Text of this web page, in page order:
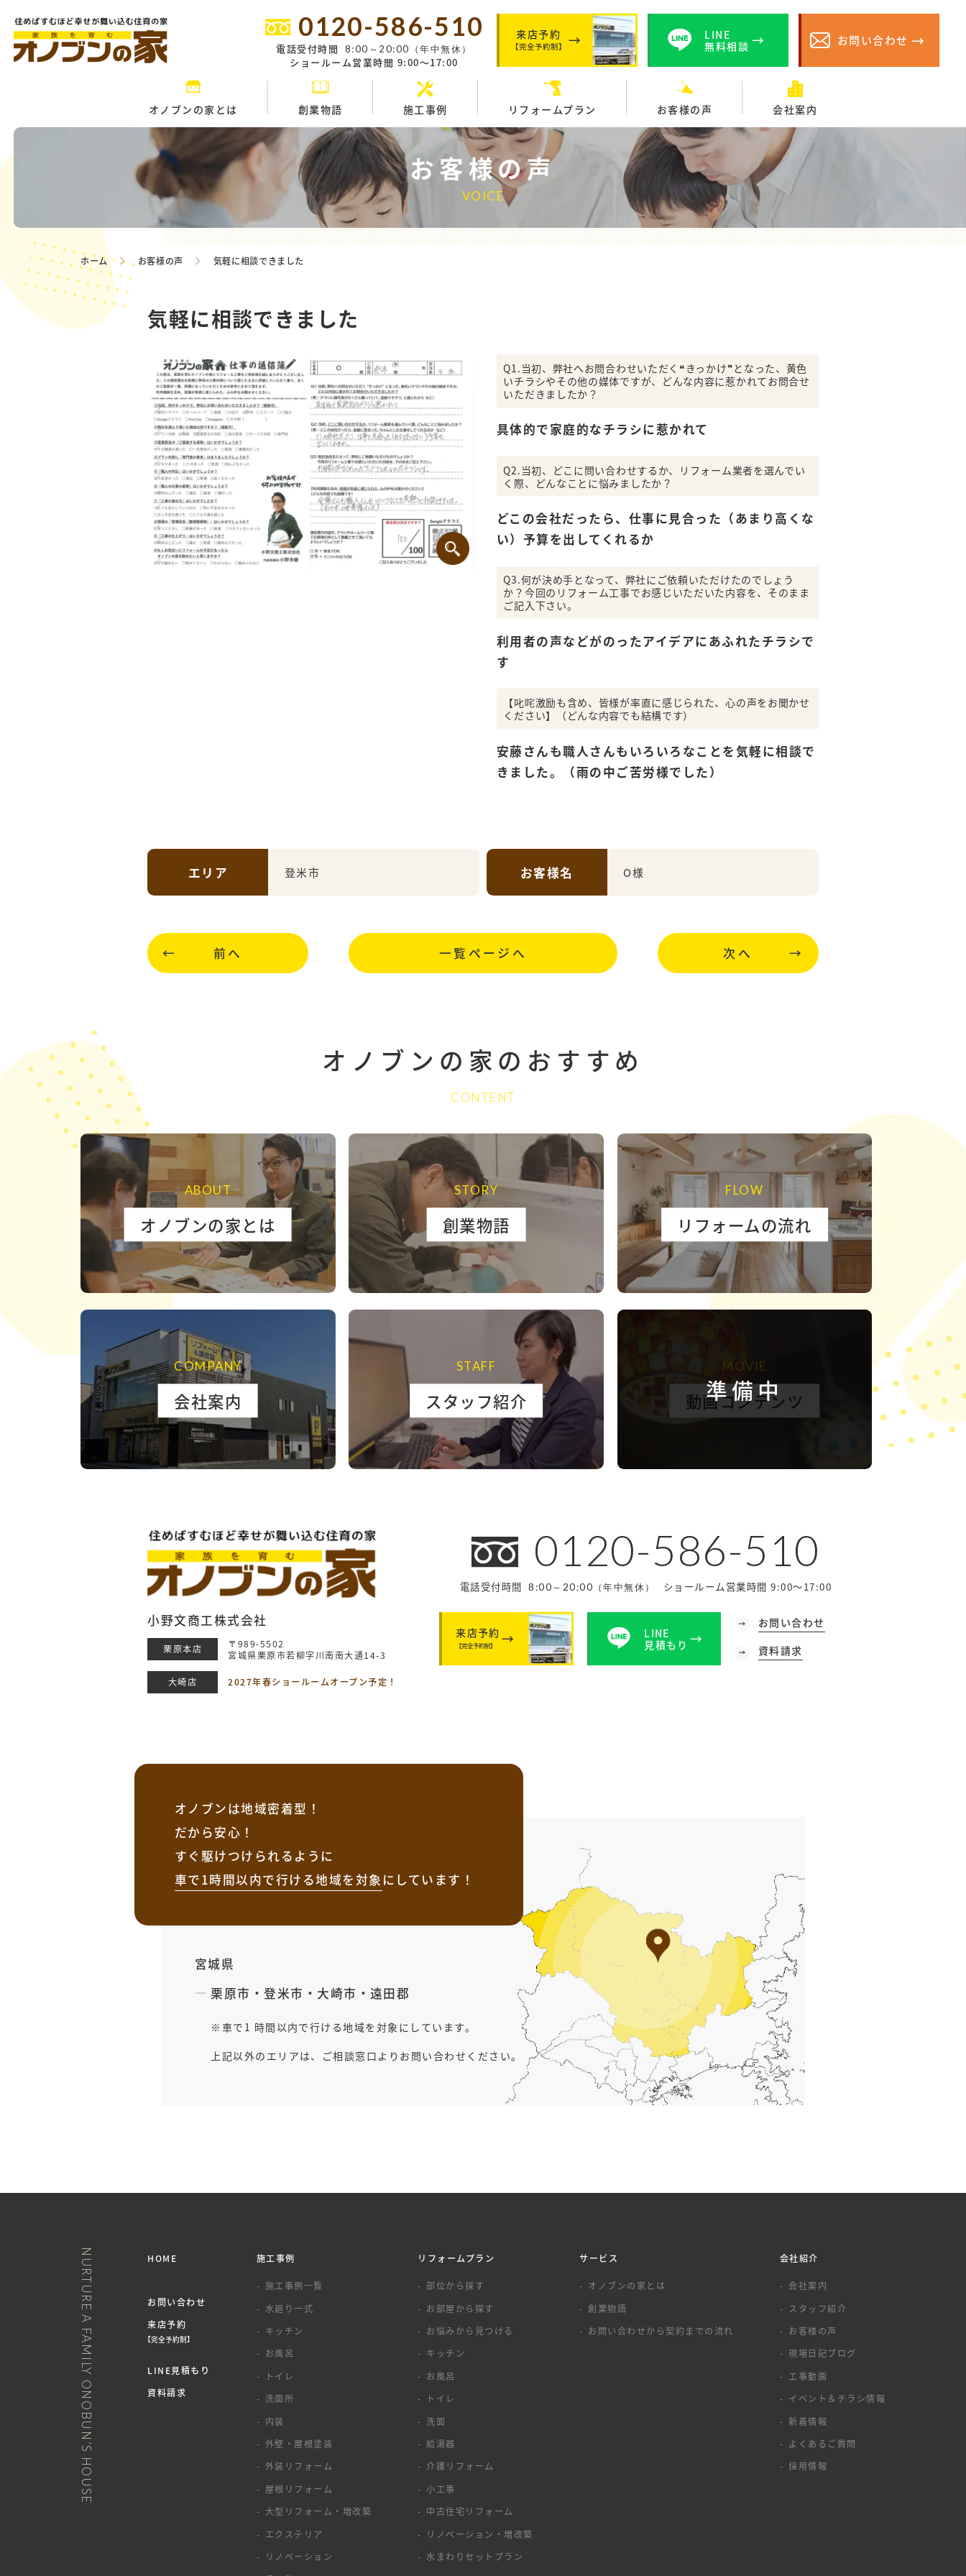
0120-586-510
電話受付時間 8:00～20:00（年中無休）
ショールーム営業時間 9:00～17:00
来店予約
【完全予約制】
LINE
無料相談
お問い合わせ
オノブンの家とは 創業物語 施工事例 リフォームプラン お客様の声 会社案内
お客様の声
VOICE
ホーム お客様の声 気軽に相談できました
気軽に相談できました
Q1.当初、弊社へお問合わせいただく❝きっかけ❞となった、黄色
いチラシやその他の媒体ですが、どんな内容に惹かれてお問合せ
いただきましたか？
具体的で家庭的なチラシに惹かれて
Q2.当初、どこに問い合わせするか、リフォーム業者を選んでい
く際、どんなことに悩みましたか？
どこの会社だったら、仕事に見合った（あまり高くな
い）予算を出してくれるか
Q3.何が決め手となって、弊社にご依頼いただけたのでしょう
か？今回のリフォーム工事でお感じいただいた内容を、そのまま
ご記入下さい。
利用者の声などがのったアイデアにあふれたチラシで
す
【叱咤激励も含め、皆様が率直に感じられた、心の声をお聞かせ
ください】（どんな内容でも結構です）
安藤さんも職人さんもいろいろなことを気軽に相談で
きました。（雨の中ご苦労様でした）
エリア 登米市 お客様名 O様
前へ 一覧ページへ 次へ
オノブンの家の おすすめ
CONTENT
ABOUT
オノブンの家とは
STORY
創業物語
FLOW
リフォームの流れ
COMPANY
会社案内
STAFF
スタッフ紹介 準備中
MOVIE
動画コンテンツ
小野文商工株式会社
栗原本店
〒989-5502
宮城県栗原市若柳字川南南大通14-3
大崎店 2027年春ショールームオープン予定！
0120-586-510
電話受付時間8:00～20:00（年中無休） ショールーム営業時間 9:00～17:00
来店予約
【完全予約制】
LINE
見積もり
お問い合わせ
資料請求
オノブンは地域密着型！
だから安心！
すぐ駆けつけられるように
車で1時間以内で行ける地域を 対象 にしています！
宮城県
栗原市 ・登米市 ・ 大崎市 ・ 遠田郡
車で1 時間以内で行ける地域を対象にしています。
上記以外のエリアは、ご相談窓口よりお問い合わせください。
NURTURE A FAMILY ONOBUN’S HOUSE HOME
お問い合わせ
来店予約
【完全予約制】
LINE見積もり
資料請求
施工事例
施工事例一覧
水廻り一式
キッチン
お風呂
トイレ
洗面所
内装
外壁・屋根塗装
外装リフォーム
屋根リフォーム
大型リフォーム・増改築
エクステリア
リノベーション
リフォームプラン
部位から探す
お部屋から探す
お悩みから見つける
キッチン
お風呂
トイレ
洗面
給湯器
介護リフォーム
小工事
中古住宅リフォーム
リノベーション・増改築
水まわりセットプラン
サービス
オノブンの家とは
創業物語
お問い合わせから契約までの流れ
会社紹介
会社案内
スタッフ紹介
お客様の声
現場日記ブログ
工事動画
イベント＆チラシ情報
新着情報
よくあるご質問
採用情報